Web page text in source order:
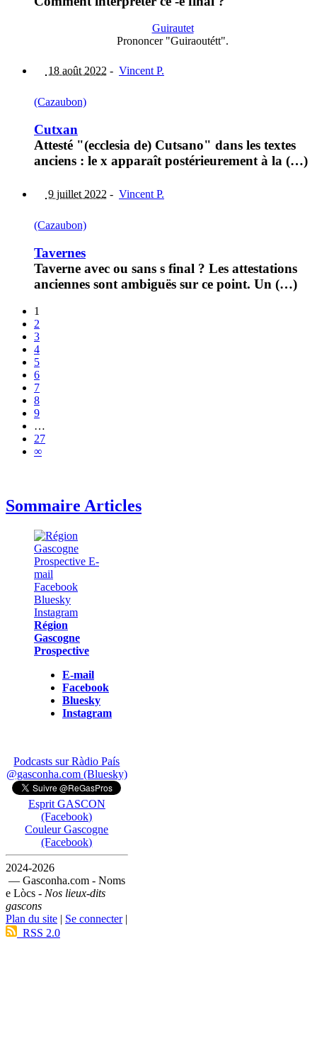
Guirautet
Prononcer "Guiraoutétt".
18 août 2022 - Vincent P.
(Cazaubon)
Cutxan
Attesté "(ecclesia de) Cutsano" dans les textes
anciens : le x apparaît postérieurement à la (…)
9 juillet 2022 - Vincent P.
(Cazaubon)
Tavernes
Taverne avec ou sans s final ? Les attestations
anciennes sont ambiguës sur ce point. Un (…)
1
2
3
4
5
6
7
8
9
…
27
∞
Sommaire Articles
Région
Gascogne
Prospective
E-mail
Facebook
Bluesky
Instagram
Podcasts sur Ràdio País
@gasconha.com (Bluesky)
Esprit GASCON
(Facebook)
Couleur Gascogne
(Facebook)
2024-2026
— Gasconha.com - Noms
e Lòcs - Nos lieux-dits
gascons
Plan du site | Se connecter|
RSS 2.0